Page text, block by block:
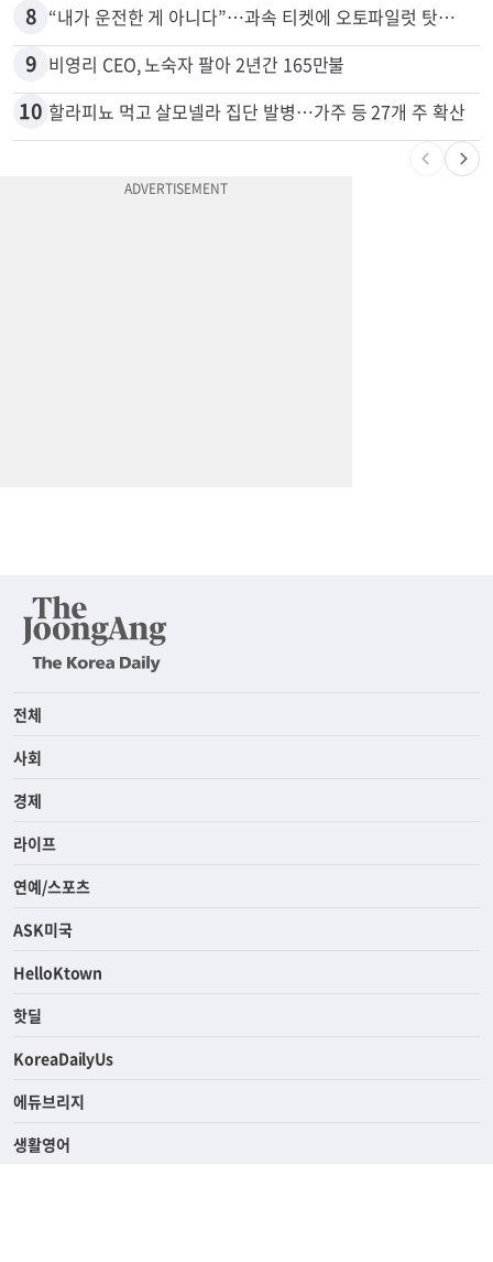
8 “내가 운전한 게 아니다”…과속 티켓에 오토파일럿 탓한 운전자
9 비영리 CEO, 노숙자 팔아 2년간 165만불
10 할라피뇨 먹고 살모넬라 집단 발병…가주 등 27개 주 확산
전체
사회
경제
라이프
연예/스포츠
ASK미국
HelloKtown
핫딜
KoreaDailyUs
에듀브리지
생활영어